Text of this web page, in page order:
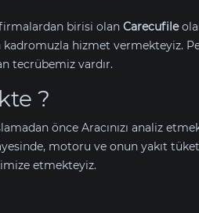
birisi olan Carecufile
hizmet vermekteyiz.
tecrübemiz vardır.
?
önce Aracınızı analiz
motoru ve onun yakıt
etmekteyiz.